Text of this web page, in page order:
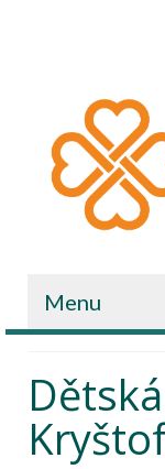
Menu
O nás
Kariéra